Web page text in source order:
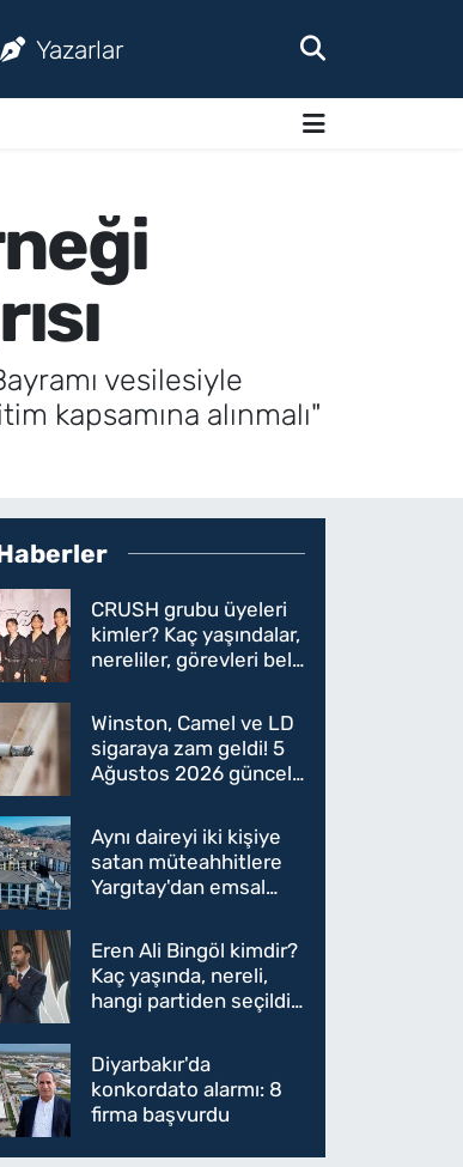
Yazarlar
vesilesiyle
kapsamına alınmalı"
CRUSH grubu üyeleri
kimler? Kaç yaşındalar,
nereliler, görevleri belli
Winston, Camel ve LD
sigaraya zam geldi! 5
Ağustos 2026 güncel
oldu
Aynı daireyi iki kişiye
satan müteahhitlere
Yargıtay'dan emsal
Eren Ali Bingöl kimdir?
Kaç yaşında, nereli,
hangi partiden seçildi?
Parti'ye mi geçecek?
Diyarbakır'da
konkordato alarmı: 8
firma başvurdu